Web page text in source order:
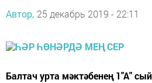
Автор, 25 декабрь 2019 - 22:11
Балтач урта мәктәбенең 1"А"